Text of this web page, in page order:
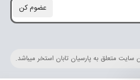
عضوم کن
متعلق به پارسیان تابان استخر میباشد.